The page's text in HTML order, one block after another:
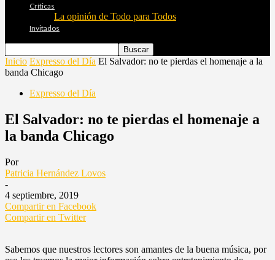
Críticas
La opinión de Todo para Todos
Invitados
Inicio Expresso del Día El Salvador: no te pierdas el homenaje a la
banda Chicago
Expresso del Día
El Salvador: no te pierdas el homenaje a
la banda Chicago
Por
Patricia Hernández Lovos
-
4 septiembre, 2019
Compartir en Facebook
Compartir en Twitter
Sabemos que nuestros lectores son amantes de la buena música, por